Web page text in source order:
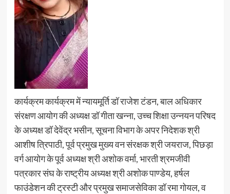
कार्यक्रम कार्यक्रम में न्यायमूर्ति डॉ राजेश टंडन, बाल अधिकार
संरक्षण आयोग की अध्यक्ष डॉ गीता खन्ना, उच्च शिक्षा उन्नयन परिषद
के अध्यक्ष डॉ देवेंद्र भसीन, सूचना विभाग के अपर निदेशक श्री
आशीष त्रिपाठी, पूर्व प्रमुख मुख्य वन संरक्षक श्री जयराज, पिछड़ा
वर्ग आयोग के पूर्व अध्यक्ष श्री अशोक वर्मा, भारती श्रमजीवी
पत्रकार संघ के राष्ट्रीय अध्यक्ष श्री अशोक पाण्डेय, हर्षल
फाउंडेशन की ट्रस्टी और प्रमुख समाजसेविका डॉ रमा गोयल, व